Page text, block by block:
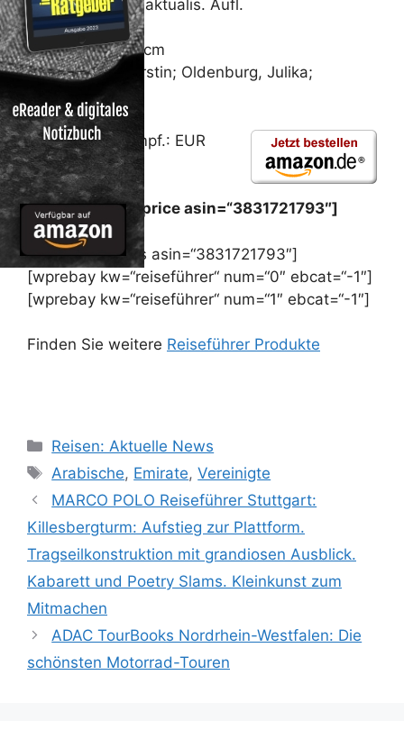
7., neubearb. u. aktualis. Aufl.
Hobby/Freizeit
Abmessung: 18 cm
Von Kabasci, Kirstin; Oldenburg, Julika;
Franzisky, Peter
Unverb. Preisempf.: EUR
23,90
Preis: [wpramaprice asin=“3831721793″]
[wpramareviews asin=“3831721793″]
[wprebay kw=“reiseführer“ num=“0″ ebcat=“-1″]
[wprebay kw=“reiseführer“ num=“1″ ebcat=“-1″]
Finden Sie weitere Reiseführer Produkte
Kategorien
Reisen: Aktuelle News
Schlagwörter
Arabische, Emirate,Vereinigte
MARCO POLO Reiseführer Stuttgart:
Killesbergturm: Aufstieg zur Plattform.
Tragseilkonstruktion mit grandiosen Ausblick.
Kabarett und Poetry Slams. Kleinkunst zum
Mitmachen
ADAC TourBooks Nordrhein-Westfalen: Die
schönsten Motorrad-Touren